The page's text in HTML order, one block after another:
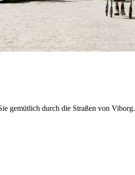
gemütlich durch die Straßen von Viborg.